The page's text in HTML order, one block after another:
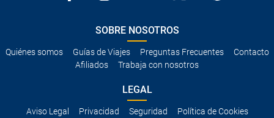
SOBRE NOSOTROS
Quiénes somos Guías de Viajes Preguntas Frecuentes
Contacto
Afiliados
Trabaja con nosotros
LEGAL
Aviso Legal Privacidad Seguridad
Política de Cookies